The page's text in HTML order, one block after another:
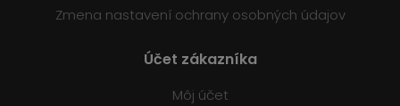
Zmena nastavení ochrany osobných údajov
Účet zákazníka
Môj účet